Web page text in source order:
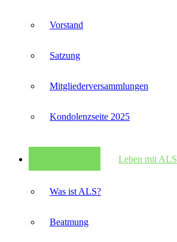
Vorstand
Satzung
Mitglieder­versammlungen
Kondolenzseite 2025
Leben mit ALS
Was ist ALS?
Beatmung